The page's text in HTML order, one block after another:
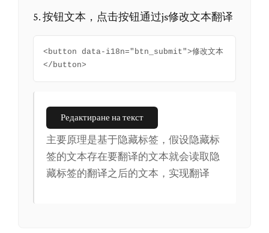
5. 按钮文本，点击按钮通过js修改文本翻译
<button data-i18n="btn_submit">修改文本
</button>
Редактиране на текст
主要原理是基于隐藏标签，假设隐藏标
签的文本存在要翻译的文本就会读取隐
藏标签的翻译之后的文本，实现翻译